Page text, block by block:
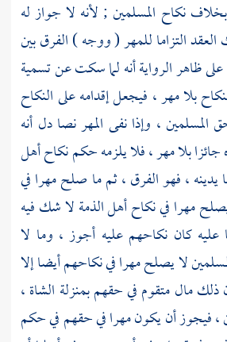
نكاح المسلمين ; لأنه لا جواز له
التزاما للمهر ( ووجه ) الفرق بين
ظاهر الرواية أنه لما سكت عن تسمية
بلا مهر ، فيجعل إقدامه على النكاح
المسلمين ، وإذا نفى المهر نصا دل أنه
جائزا بلا مهر ، فلا يلزمه حكم نكاح أهل
يدينه ، فهو الفرق ، ثم ما صلح مهرا في
مهرا في نكاح أهل الذمة لا شك فيه
عليه كان نكاحهم عليه أجوز ، وما لا
لا يصلح مهرا في نكاحهم أيضا إلا
ذلك مال متقوم في حقهم بمنزلة الشاة ،
، فيجوز أن يكون مهرا في حقهم في حكم